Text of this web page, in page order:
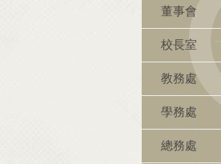
董事會
校長室
教務處
學務處
總務處